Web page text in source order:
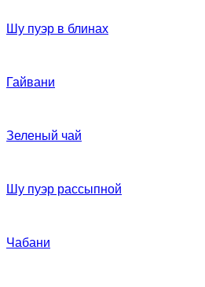
Шу пуэр в блинах
Гайвани
Зеленый чай
Шу пуэр рассыпной
Чабани